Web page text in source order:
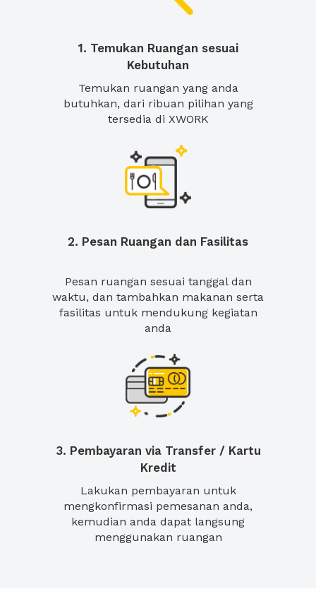
1. Temukan Ruangan sesuai
Kebutuhan
Temukan ruangan yang anda
butuhkan, dari ribuan pilihan yang
tersedia di XWORK
2. Pesan Ruangan dan Fasilitas
Pesan ruangan sesuai tanggal dan
waktu, dan tambahkan makanan serta
fasilitas untuk mendukung kegiatan
anda
3. Pembayaran via Transfer / Kartu
Kredit
Lakukan pembayaran untuk
mengkonfirmasi pemesanan anda,
kemudian anda dapat langsung
menggunakan ruangan